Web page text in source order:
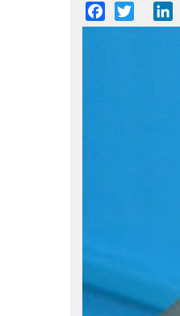
Facebook
Twitter